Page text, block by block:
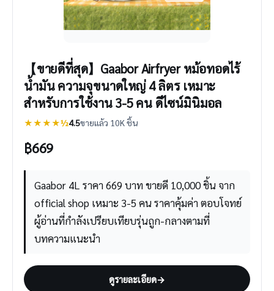
【ขายดีที่สุด】Gaabor Airfryer หม้อทอดไร้
น้ำมัน ความจุขนาดใหญ่​ 4 ลิตร​ เหมาะ
สำหรับการใช้งาน 3-5 คน ดีไซน์มินิมอล
★★★★½4.5ขายแล้ว 10K ชิ้น
฿669
Gaabor 4L ราคา 669 บาท ขายดี 10,000 ชิ้น จาก
official shop เหมาะ 3-5 คน ราคาคุ้มค่า ตอบโจทย์
ผู้อ่านที่กำลังเปรียบเทียบรุ่นถูก-กลางตามที่
บทความแนะนำ
ดูรายละเอียด→